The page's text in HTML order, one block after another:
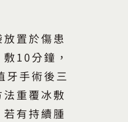
置於傷患
10分鐘，
牙手術後三
重覆冰敷
有持續腫